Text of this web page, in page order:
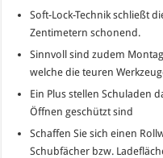
Soft-Lock-Technik schließt
Zentimetern schonend.
Sinnvoll sind zudem
welche die teuren
Ein Plus stellen Schuladen
Öffnen geschützt sind
Schaffen Sie sich einen
Schubfächer bzw.